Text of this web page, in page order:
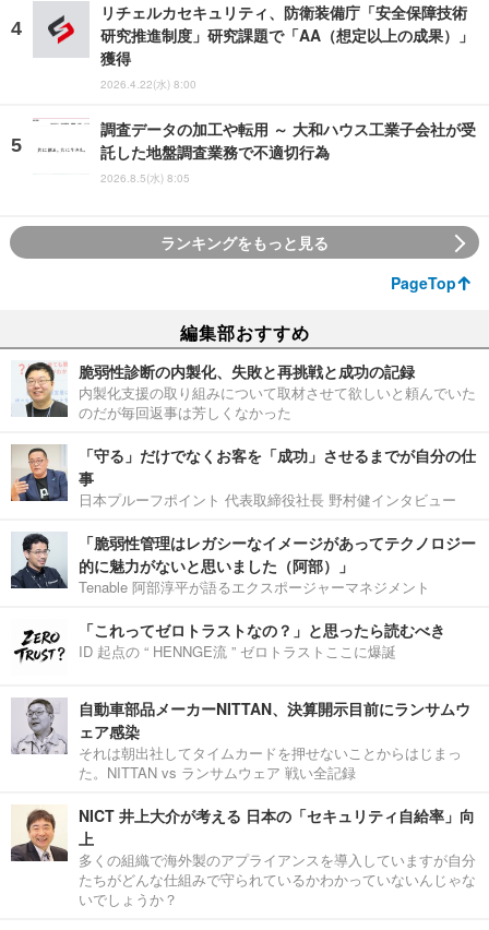
リチェルカセキュリティ、防衛装備庁「安全保障技術
研究推進制度」研究課題で「AA（想定以上の成果）」
獲得
2026.4.22(水) 8:00
調査データの加工や転用 ～ 大和ハウス工業子会社が受
託した地盤調査業務で不適切行為
2026.8.5(水) 8:05
ランキングをもっと見る
PageTop
編集部おすすめ
脆弱性診断の内製化、失敗と再挑戦と成功の記録
内製化支援の取り組みについて取材させて欲しいと頼んでいた
のだが毎回返事は芳しくなかった
「守る」だけでなくお客を「成功」させるまでが自分の仕
事
日本プルーフポイント 代表取締役社長 野村健インタビュー
「脆弱性管理はレガシーなイメージがあってテクノロジー
的に魅力がないと思いました（阿部）」
Tenable 阿部淳平が語るエクスポージャーマネジメント
「これってゼロトラストなの？」と思ったら読むべき
ID 起点の “ HENNGE流 ” ゼロトラストここに爆誕
自動車部品メーカーNITTAN、決算開示目前にランサムウ
ェア感染
それは朝出社してタイムカードを押せないことからはじまっ
た。NITTAN vs ランサムウェア 戦い全記録
NICT 井上大介が考える 日本の「セキュリティ自給率」向
上
多くの組織で海外製のアプライアンスを導入していますが自分
たちがどんな仕組みで守られているかわかっていないんじゃな
いでしょうか？